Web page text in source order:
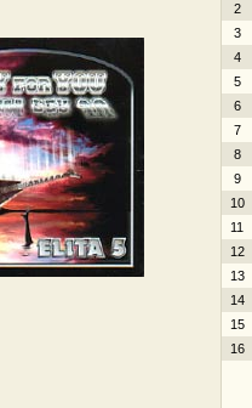
2
3
4
5
6
7
8
9
10
11
12
13
14
15
16